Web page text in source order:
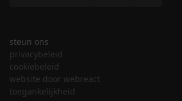
steun ons
privacybeleid
cookiebeleid
website door webreact
toegankelijkheid